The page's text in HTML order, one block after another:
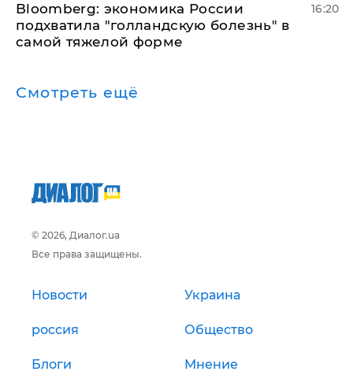
Bloomberg: экономика России
подхватила "голландскую болезнь" в
самой тяжелой форме
16:20
Смотреть ещё
© 2026, Диалог.ua
Все права защищены.
Новости Украина
россия Общество
Блоги Мнение